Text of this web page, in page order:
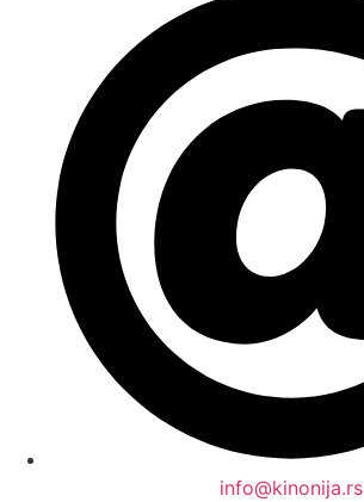
info@kinonija.rs